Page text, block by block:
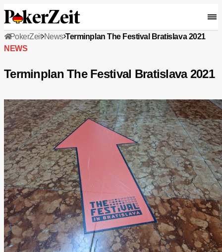
PokerZeit News Terminplan The Festival Bratislava 2021
NEWS
Terminplan The Festival Bratislava 2021